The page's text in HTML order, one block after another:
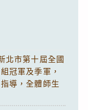
北市第十屆全國
冠軍及季軍，
導，全體師生